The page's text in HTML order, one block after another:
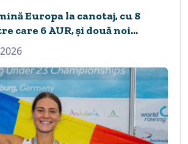
Europa la canotaj, cu 8
care 6 AUR, și două noi